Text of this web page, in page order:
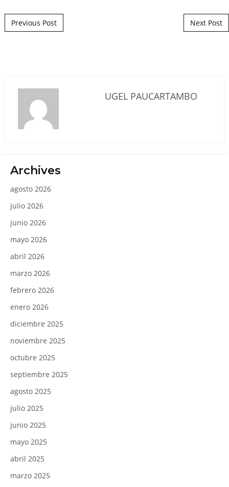
Post navigation
Previous Post Next Post
UGEL PAUCARTAMBO
Archives
agosto 2026
julio 2026
junio 2026
mayo 2026
abril 2026
marzo 2026
febrero 2026
enero 2026
diciembre 2025
noviembre 2025
octubre 2025
septiembre 2025
agosto 2025
julio 2025
junio 2025
mayo 2025
abril 2025
marzo 2025